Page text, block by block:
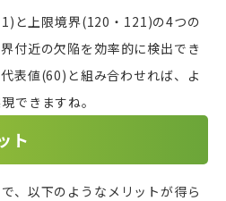
と上限境界(120・121)の4つの
付近の欠陥を効率的に検出でき
表値(60)と組み合わせれば、よ
できますね。
ト
、以下のようなメリットが得ら